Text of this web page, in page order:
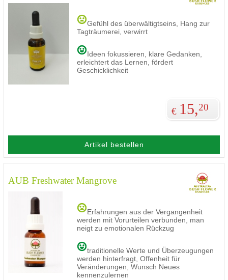
Gefühl des überwältigtseins, Hang zur
Tagträumerei, verwirrt
Ideen fokussieren, klare Gedanken,
erleichtert das Lernen, fördert
Geschicklichkeit
€ 15,20
Artikel bestellen
AUB Freshwater Mangrove
Erfahrungen aus der Vergangenheit
werden mit Vorurteilen verbunden, man
neigt zu emotionalen Rückzug
traditionelle Werte und Überzeugungen
werden hinterfragt, Offenheit für
Veränderungen, Wunsch Neues
kennenzulernen